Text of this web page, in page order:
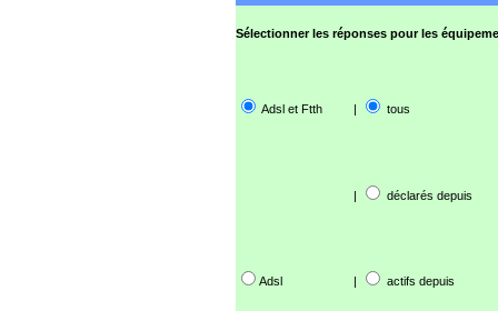
Sélectionner les réponses pour les
Adsl et Ftth | tous
| déclarés depuis
Adsl | actifs depuis